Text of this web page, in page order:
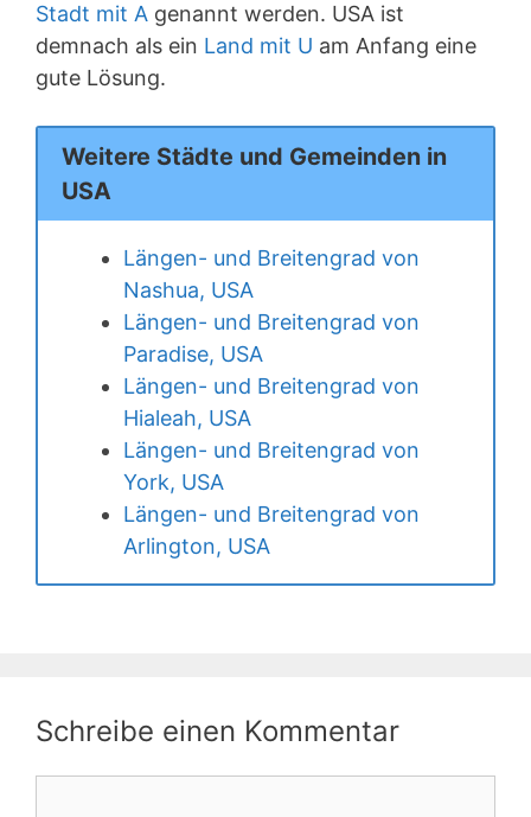
Stadt mit A genannt werden. USA ist
demnach als ein Land mit U am Anfang eine
gute Lösung.
Weitere Städte und Gemeinden in
USA
Längen- und Breitengrad von
Nashua, USA
Längen- und Breitengrad von
Paradise, USA
Längen- und Breitengrad von
Hialeah, USA
Längen- und Breitengrad von
York, USA
Längen- und Breitengrad von
Arlington, USA
Schreibe einen Kommentar